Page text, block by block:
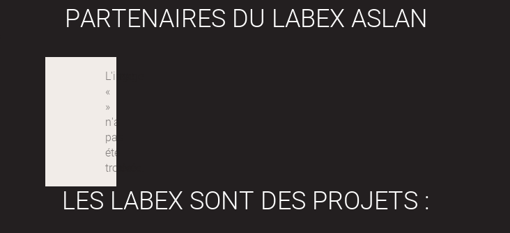
PARTENAIRES DU LABEX ASLAN
LES LABEX SONT DES PROJETS :